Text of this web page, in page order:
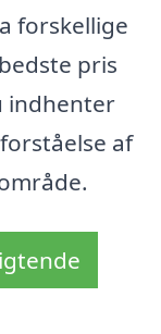
forskellige
pris
indhenter
af